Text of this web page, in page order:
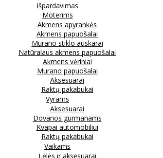
Išpardavimas
Moterims
Akmens apyrankės
Akmens papuošalai
Murano stiklo auskarai
Natūralaus akmens papuošalai
Akmens vėriniai
Murano papuošalai
Aksesuarai
Raktų pakabukai
Vyrams
Aksesuarai
Dovanos gurmanams
Kvapai automobiliui
Raktų pakabukai
Vaikams
Lėlės ir aksesuarai